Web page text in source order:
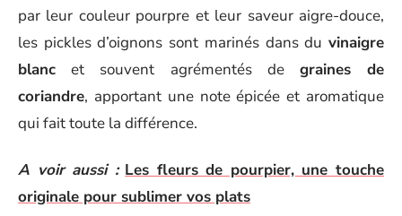
par leur couleur pourpre et leur saveur aigre-douce,
les pickles d’oignons sont marinés dans du vinaigre
blanc et souvent agrémentés de graines de
coriandre, apportant une note épicée et aromatique
qui fait toute la différence.
A voir aussi : Les fleurs de pourpier, une touche
originale pour sublimer vos plats